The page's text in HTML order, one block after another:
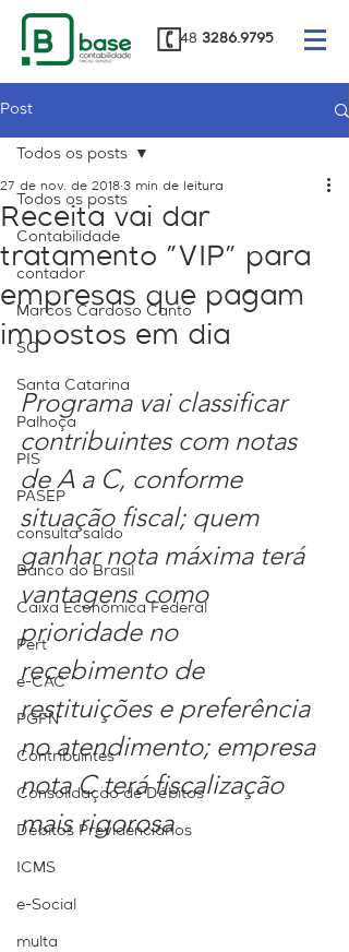
48 3286.9795
Post
Todos os posts
Contabilidade
contador
Marcos Cardoso Canto
SC
Santa Catarina
Palhoça
PIS
PASEP
consulta saldo
Banco do Brasil
Caixa Econômica Federal
Pert
e-CAC
PGFN
Contribuintes
Consolidação de Débitos
Débitos Previdenciários
ICMS
e-Social
multa
Todos os posts
Receita vai dar
tratamento "VIP" para
empresas que pagam
impostos em dia
27 de nov. de 2018 3 min de leitura
Programa vai classificar
contribuintes com notas
de A a C, conforme
situação fiscal; quem
ganhar nota máxima terá
vantagens como
prioridade no
recebimento de
restituições e preferência
no atendimento; empresa
nota C terá fiscalização
mais rigorosa